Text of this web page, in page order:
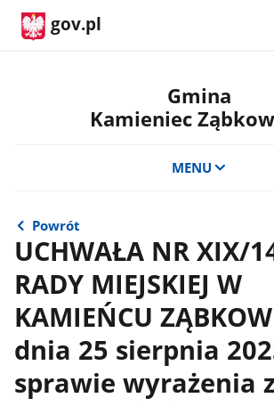
gov.pl
Gmina
Kamieniec
MENU
Powrót
UCHWAŁA NR XIX/
RADY MIEJSKIEJ W
KAMIEŃCU
dnia 25 sierpnia
sprawie wyrażenia